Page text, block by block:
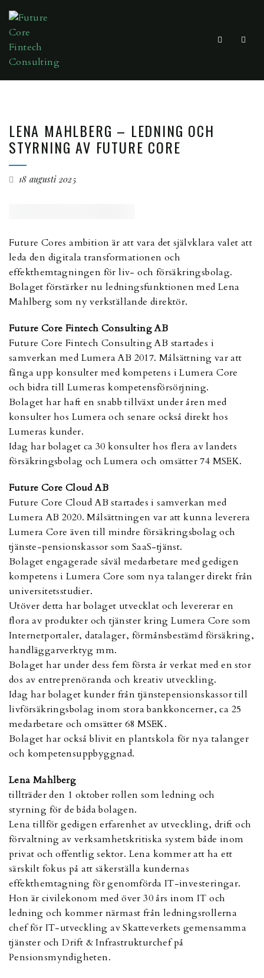
LENA MAHLBERG – LEDNING OCH
STYRNING AV FUTURE CORE
18 augusti 2025
Future Cores ambition är att vara det självklara valet att
leda den digitala transformationen och
effekthemtagningen för liv- och försäkringsbolag.
Bolaget förstärker nu ledningsfunktionen med Lena
Mahlberg som ny verkställande direktör.
Future Core Fintech Consulting AB
Future Core Fintech Consulting AB startades i
samverkan med Lumera AB 2017. Målsättning var att
fånga upp konsulter med kompetens i Lumera Core
och bidra till Lumeras kompetensförsörjning.
Bolaget har haft en snabb tillväxt under åren med
konsulter hos Lumera och senare också direkt hos
Lumeras kunder.
Idag har bolaget ca 30 konsulter hos flera av landets
försäkringsbolag och Lumera och omsätter 74 MSEK.
Future Core Cloud AB
Future Core Cloud AB startades i samverkan med
Lumera AB 2020. Målsättningen var att kunna leverera
Lumera Core även till mindre försäkringsbolag och
tjänste-pensionskassor som SaaS-tjänst.
Bolaget engagerade såväl medarbetare med gedigen
kompetens i Lumera Core som nya talanger direkt från
universitetsstudier.
Utöver detta har bolaget utvecklat och levererar en
flora av produkter och tjänster kring Lumera Core som
Internetportaler, datalager, förmånsbestämd försäkring,
handläggarverktyg mm.
Bolaget har under dess fem första år verkat med en stor
dos av entreprenöranda och kreativ utveckling.
Idag har bolaget kunder från tjänstepensionskassor till
livförsäkringsbolag inom stora bankkoncerner, ca 25
medarbetare och omsätter 68 MSEK.
Bolaget har också blivit en plantskola för nya talanger
och kompetensuppbyggnad.
Lena Mahlberg
tillträder den 1 oktober rollen som ledning och
styrning för de båda bolagen.
Lena tillför gedigen erfarenhet av utveckling, drift och
förvaltning av verksamhetskritiska system både inom
privat och offentlig sektor. Lena kommer att ha ett
särskilt fokus på att säkerställa kundernas
effekthemtagning för genomförda IT-investeringar.
Hon är civilekonom med över 30 års inom IT och
ledning och kommer närmast från ledningsrollerna
chef för IT-utveckling av Skatteverkets gemensamma
tjänster och Drift & Infrastrukturchef på
Pensionsmyndigheten.